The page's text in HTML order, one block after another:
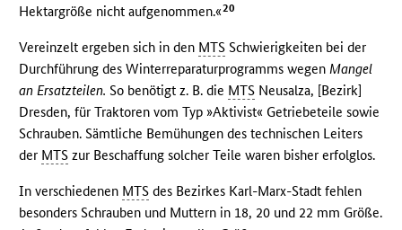
Hektargröße nicht aufgenommen.«20
Vereinzelt ergeben sich in den MTS Schwierigkeiten bei der
Durchführung des Winterreparaturprogramms wegenMangel
an Ersatzteilen. So benötigt z. B. die MTS Neusalza, [Bezirk]
Dresden, für Traktoren vom Typ »Aktivist« Getriebeteile sowie
Schrauben. Sämtliche Bemühungen des technischen Leiters
der MTS zur Beschaffung solcher Teile waren bisher erfolglos.
In verschiedenen MTS des Bezirkes Karl-Marx-Stadt fehlen
besonders Schrauben und Muttern in 18, 20 und 22 mm Größe.